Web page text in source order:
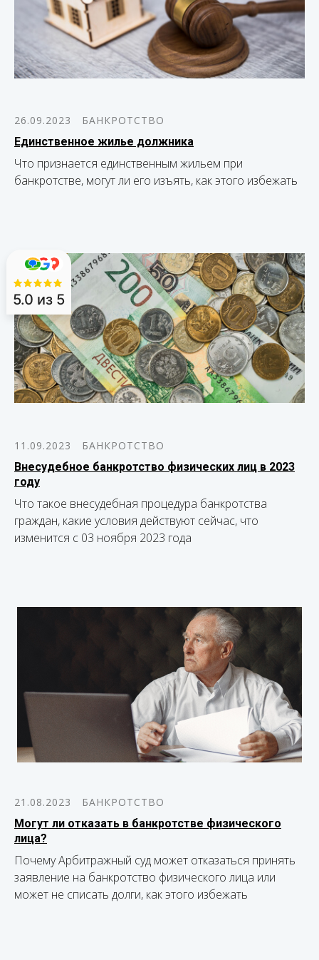
26.09.2023
БАНКРОТСТВО
Единственное жилье должника
Что признается единственным жильем при
банкротстве, могут ли его изъять, как этого избежать
11.09.2023
БАНКРОТСТВО
Внесудебное банкротство физических лиц в 2023
году
Что такое внесудебная процедура банкротства
граждан, какие условия действуют сейчас, что
изменится с 03 ноября 2023 года
21.08.2023
БАНКРОТСТВО
Могут ли отказать в банкротстве физического
лица?
Почему Арбитражный суд может отказаться принять
заявление на банкротство физического лица или
может не списать долги, как этого избежать
5.0 из 5